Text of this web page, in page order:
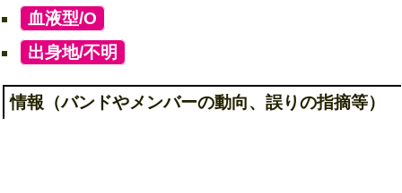
血液型/O
出身地/不明
情報（バンドやメンバーの動向、誤りの指摘等）